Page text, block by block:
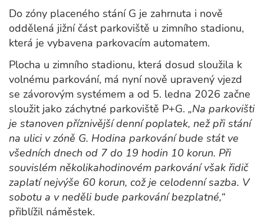
Do zóny placeného stání G je zahrnuta i nově
oddělená jižní část parkoviště u zimního stadionu,
která je vybavena parkovacím automatem.
Plocha u zimního stadionu, která dosud sloužila k
volnému parkování, má nyní nově upravený vjezd
se závorovým systémem a od 5. ledna 2026 začne
sloužit jako záchytné parkoviště P+G. „Na parkovišti
je stanoven příznivější denní poplatek, než při stání
na ulici v zóně G. Hodina parkování bude stát ve
všedních dnech od 7 do 19 hodin 10 korun. Při
souvislém několikahodinovém parkování však řidič
zaplatí nejvýše 60 korun, což je celodenní sazba. V
sobotu a v neděli bude parkování bezplatné,“
přiblížil náměstek.